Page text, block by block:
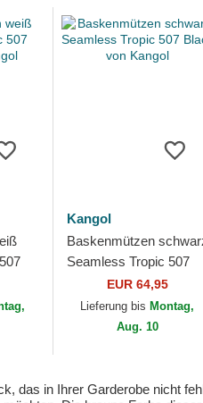
Kangol
Baskenmützen
Seamless Tropic 507
Black von Kangol
EUR 64,95
Lieferung bis Montag,
Aug. 10
das in Ihrer Garderobe nicht